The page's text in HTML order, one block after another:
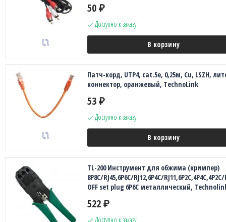
50 ₽
Доступно к заказу
В корзину
Патч-корд, UTP4, cat.5e, 0,25м, Сu, LSZH,
коннектор, оранжевый, TechnoLink
53 ₽
Доступно к заказу
В корзину
TL-200 Инструмент для обжима (кримпер)
8P8C/RJ45,6P6C/RJ12,6P4C/
OFF set plug 6P6C металлический,
522 ₽
Доступно к заказу